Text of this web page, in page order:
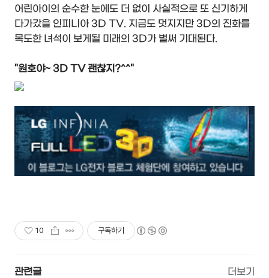
어린아이의 순수한 눈에도 더 없이 사실적으로 또 신기하게
다가갔을 인피니아 3D TV. 지금도 멋지지만 3D의 진화를
목도한 녀석이 보게될 미래의 3D가 벌써 기대된다.
"원호야~ 3D TV 괜찮지?^^"
10 구독하기
관련글 더보기